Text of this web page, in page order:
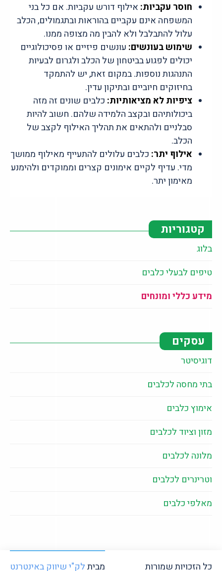
חוסר עקביות: אילוף דורש עקביות. אם כל בני
המשפחה אינם עקביים בהוראות ובתגמולים, הכלב
עלול להתבלבל ולא להבין מה מצופה ממנו.
שימוש בעונשים: עונשים פיזיים או פסיכולוגיים
יכולים לפגוע בביטחון של הכלב ולגרום לבעיות
התנהגות נוספות. במקום זאת, יש להתמקד
בחיזוקים חיוביים ובתיקון עדין.
ציפיות לא מציאותיות: כלבים שונים זה מזה
ביכולותיהם ובקצב הלמידה שלהם. חשוב להיות
סבלניים ולהתאים את תהליך האילוף לקצב של
הכלב.
אילוף יתר: כלבים עלולים להתעייף מאילוף ממושך
מדי. עדיף לקיים אימונים קצרים וממוקדים ולהימנע
מאימון יתר.
קטגוריות
בלוג
טיפים לבעלי כלבים
מידע כללי ומונחים
עסקים
דוגיסיטר
בתי מחסה לכלבים
אימוץ כלבים
מזון וציוד לכלבים
מלונה לכלבים
וטרינרים לכלבים
מאלפי כלבים
כל הזכויות שמורות מביתלק"י שיווק באינטרנט